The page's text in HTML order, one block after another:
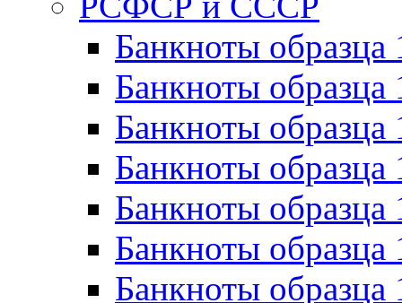
Банкноты
Банкноты образца
Банкноты образца
Банкноты образца
Банкноты образца
Банкноты образца
Банкноты образца